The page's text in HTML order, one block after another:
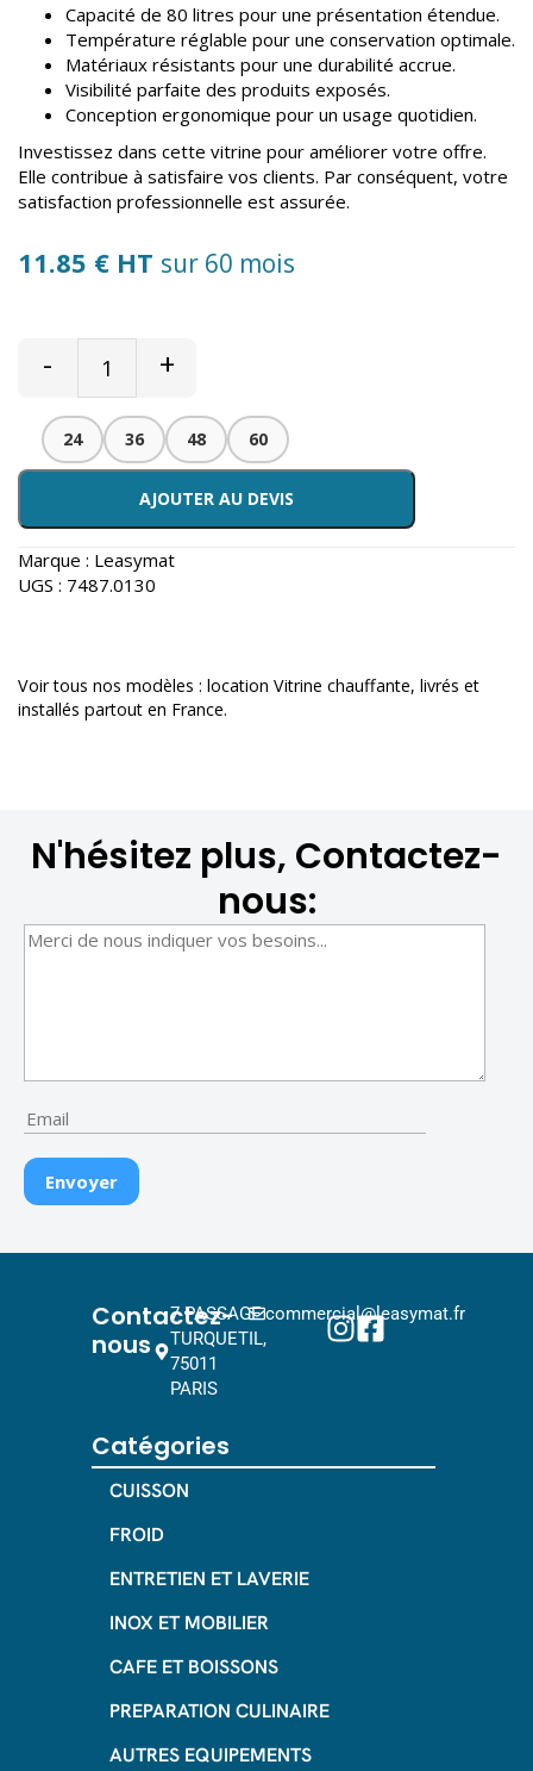
Capacité de 80 litres pour une présentation étendue.
Température réglable pour une conservation optimale.
Matériaux résistants pour une durabilité accrue.
Visibilité parfaite des produits exposés.
Conception ergonomique pour un usage quotidien.
Investissez dans cette vitrine pour améliorer votre offre.
Elle contribue à satisfaire vos clients. Par conséquent, votre
satisfaction professionnelle est assurée.
11.85 € HT sur 60 mois
- +
24 36 48 60
AJOUTER AU DEVIS
Marque : Leasymat
UGS : 7487.0130
Voir tous nos modèles : location Vitrine chauffante, livrés et
installés partout en France.
N'hésitez plus, Contactez-
nous:
Contactez-
nous
7 PASSAGE
TURQUETIL,
75011
PARIS
commercial@leasymat.fr
Catégories
CUISSON
FROID
ENTRETIEN ET LAVERIE
INOX ET MOBILIER
CAFE ET BOISSONS
PREPARATION CULINAIRE
AUTRES EQUIPEMENTS